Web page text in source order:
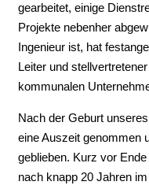
gearbeitet, einige
Projekte nebenher
Ingenieur ist, hat
Leiter und
kommunalen
Nach der Geburt
eine Auszeit genommen
geblieben. Kurz vor
nach knapp 20 Jahren